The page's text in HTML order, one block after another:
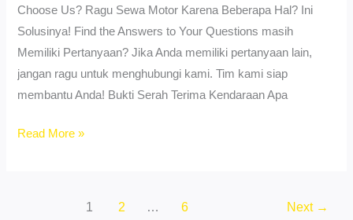
Choose Us? Ragu Sewa Motor Karena Beberapa Hal? Ini
Solusinya! Find the Answers to Your Questions masih
Memiliki Pertanyaan? Jika Anda memiliki pertanyaan lain,
jangan ragu untuk menghubungi kami. Tim kami siap
membantu Anda! Bukti Serah Terima Kendaraan Apa
Sewa
Read More »
1 2 … 6 Next →